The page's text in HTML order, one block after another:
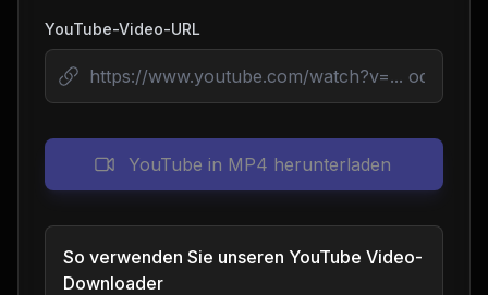
YouTube-Video-URL
YouTube in MP4 herunterladen
So verwenden Sie unseren YouTube Video-
Downloader